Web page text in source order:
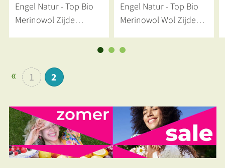
Engel Natur - Top Bio
Merinowol Zijde
Engel Natur - Top Bio
Merinowol Wol Zijde
1 2